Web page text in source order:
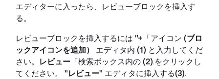
エディターに入ったら、レビューブロックを挿入す
る。
レビューブロックを挿入するには "+ 「アイコン (ブロ
ックアイコンを追加）
エディタ内 (1) と入力してくだ
さい。 レビュー 「検索ボックス内の(2).をクリックし
てください。 "レビュー" エディタに挿入する(3).